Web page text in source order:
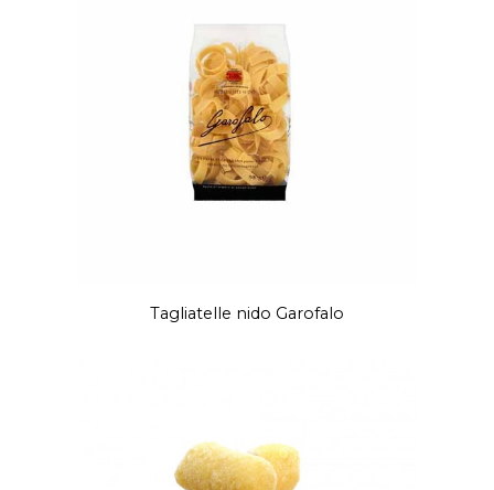
Tagliatelle nido Garofalo